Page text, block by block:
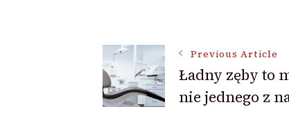
Navigation
Previous Article
Ładny zęby to
nie jednego z